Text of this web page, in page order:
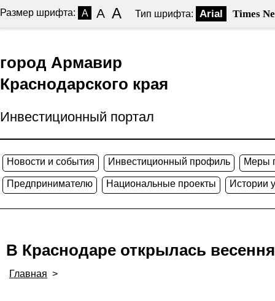
Размер шрифта: A A A Тип шрифта: Arial Times
город Армавир
Краснодарского края
Инвестиционный портал
Новости и события Инвестиционный профиль Меры
Предпринимателю Национальные проекты Истории
В Краснодаре открылась
Главная >